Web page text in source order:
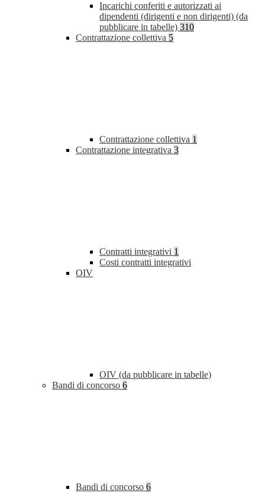
Incarichi conferiti e autorizzati ai
dipendenti (dirigenti e non dirigenti) (da
pubblicare in tabelle) 310
Contrattazione collettiva 5
Contrattazione collettiva 1
Contrattazione integrativa 3
Contratti integrativi 1
Costi contratti integrativi
OIV
OIV (da pubblicare in tabelle)
Bandi di concorso 6
Bandi di concorso 6